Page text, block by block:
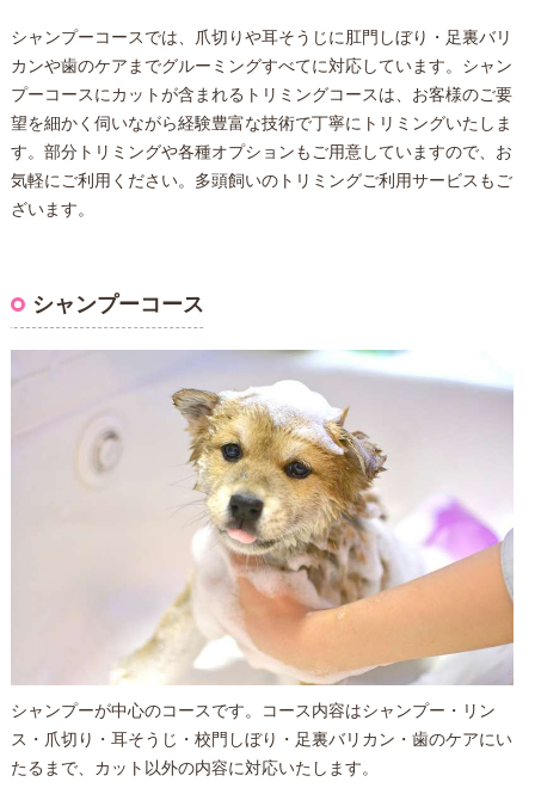
シャンプーコースでは、爪切りや耳そうじに肛門しぼり・足裏バリ
カンや歯のケアまでグルーミングすべてに対応しています。シャン
プーコースにカットが含まれるトリミングコースは、お客様のご要
望を細かく伺いながら経験豊富な技術で丁寧にトリミングいたしま
す。部分トリミングや各種オプションもご用意していますので、お
気軽にご利用ください。多頭飼いのトリミングご利用サービスもご
ざいます。
シャンプーコース
シャンプーが中心のコースです。コース内容はシャンプー・リン
ス・爪切り・耳そうじ・校門しぼり・足裏バリカン・歯のケアにい
たるまで、カット以外の内容に対応いたします。